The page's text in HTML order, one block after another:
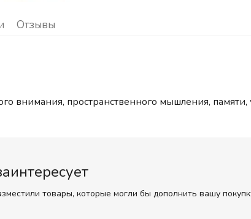
Отзывы
внимания, пространственного мышления,
товары, которые могли бы дополнить вашу